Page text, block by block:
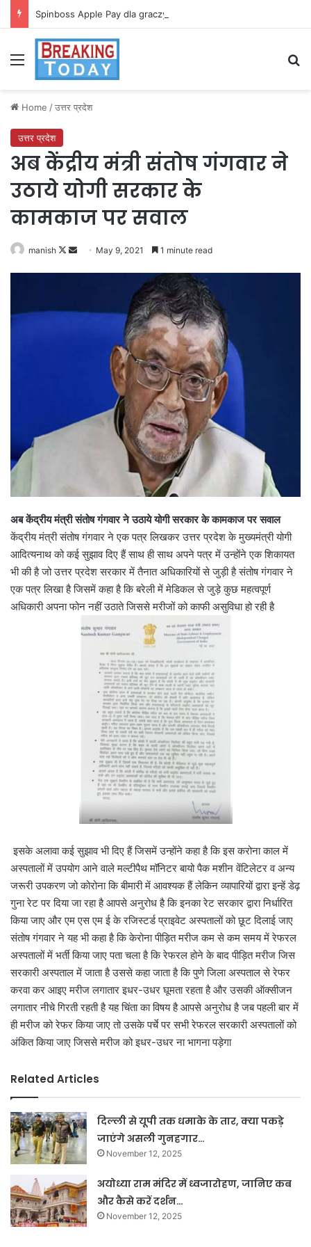
Spinboss Apple Pay dla graczy na iPhone
Menu
Home /उत्तर प्रदेश
उत्तर प्रदेश
अब केंद्रीय मंत्री संतोष गंगवार ने
उठाये योगी सरकार के
कामकाज पर सवाल
manish
Follow
Send May 9, 2021 1 minute read
अब केंद्रीय मंत्री संतोष गंगवार ने उठाये योगी सरकार के कामकाज पर सवाल
केंद्रीय मंत्री संतोष गंगवार ने एक पत्र लिखकर उत्तर प्रदेश के मुख्यमंत्री योगी
आदित्यनाथ को कई सुझाव दिए हैं साथ ही साथ अपने पत्र में उन्होंने एक शिकायत
भी की है जो उत्तर प्रदेश सरकार में तैनात अधिकारियों से जुड़ी है संतोष गंगवार ने
एक पत्र लिखा है जिसमें कहा है कि बरेली में मेडिकल से जुड़े कुछ महत्वपूर्ण
अधिकारी अपना फोन नहीं उठाते जिससे मरीजों को काफी असुविधा हो रही है
इसके अलावा कई सुझाव भी दिए हैं जिसमें उन्होंने कहा है कि इस करोना काल में
अस्पतालों में उपयोग आने वाले मल्टीपैथ मॉनिटर बायो पैक मशीन वेंटिलेटर व अन्य
जरूरी उपकरण जो कोरोना कि बीमारी में आवश्यक हैं लेकिन व्यापारियों द्वारा इन्हें डेढ़
गुना रेट पर दिया जा रहा है आपसे अनुरोध है कि इनका रेट सरकार द्वारा निर्धारित
किया जाए और एम एस एम ई के रजिस्टर्ड प्राइवेट अस्पतालों को छूट दिलाई जाए
संतोष गंगवार ने यह भी कहा है कि केरोना पीड़ित मरीज कम से कम समय में रेफरल
अस्पतालों में भर्ती किया जाए पता चला है कि रेफरल होने के बाद पीड़ित मरीज जिस
सरकारी अस्पताल में जाता है उससे कहा जाता है कि पुणे जिला अस्पताल से रेफर
करवा कर आइए मरीज लगातार इधर-उधर घूमता रहता है और उसकी ऑक्सीजन
लगातार नीचे गिरती रहती है यह चिंता का विषय है आपसे अनुरोध है जब पहली बार में
ही मरीज को रेफर किया जाए तो उसके पर्चे पर सभी रेफरल सरकारी अस्पतालों को
अंकित किया जाए जिससे मरीज को इधर-उधर ना भागना पड़ेगा
Related Articles
दिल्ली से यूपी तक धमाके के तार, क्या पकड़े
जाएंगे असली गुनहगार…
November 12, 2025
अयोध्या राम मंदिर में ध्वजारोहण, जानिए कब
और कैसे करें दर्शन…
November 12, 2025